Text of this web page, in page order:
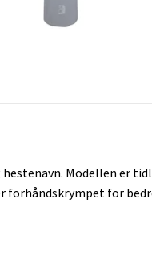
Modellen er
forhåndskrympet for